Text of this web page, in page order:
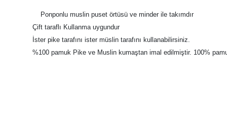
Ponponlu muslin puset örtüsü ve minder ile takımdır
Çift taraflı Kullanma uygundur
İster pike tarafını ister müslin tarafını kullanabilirsiniz.
%100 pamuk Pike ve Muslin kumaştan imal edilmiştir. 100%